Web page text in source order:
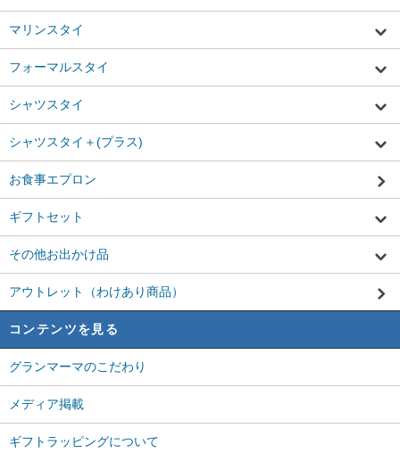
マリンスタイ
フォーマルスタイ
シャツスタイ
シャツスタイ＋(プラス)
お食事エプロン
ギフトセット
その他お出かけ品
アウトレット（わけあり商品）
コンテンツを見る
グランマーマのこだわり
メディア掲載
ギフトラッピングについて